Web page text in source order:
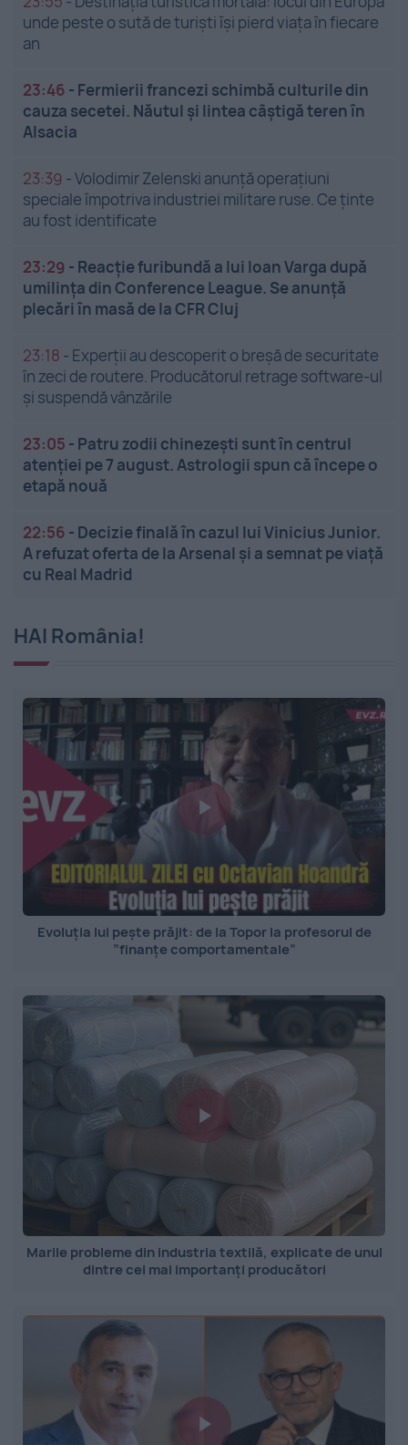
unde peste o sută de turiști își pierd viața în fiecare
an
23:46 - Fermierii francezi schimbă culturile din
cauza secetei. Năutul și lintea câștigă teren în
Alsacia
23:39 -Volodimir Zelenski anunță operațiuni
speciale împotriva industriei militare ruse. Ce ținte
au fost identificate
23:29 - Reacție furibundă a lui Ioan Varga după
umilința din Conference League. Se anunță
plecări în masă de la CFR Cluj
23:18 - Experții au descoperit o breșă de securitate
în zeci de routere. Producătorul retrage software-ul
și suspendă vânzările
23:05 - Patru zodii chinezești sunt în centrul
atenției pe 7 august. Astrologii spun că începe o
etapă nouă
22:56 - Decizie finală în cazul lui Vinicius Junior.
A refuzat oferta de la Arsenal și a semnat pe viață
cu Real Madrid
HAI România!
Evoluția lui pește prăjit: de la Topor la profesorul de
”finanțe comportamentale”
Marile probleme din industria textilă, explicate de unul
dintre cei mai importanți producători